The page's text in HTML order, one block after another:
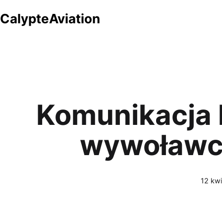
do
CalypteAviation
Komunikacja
12